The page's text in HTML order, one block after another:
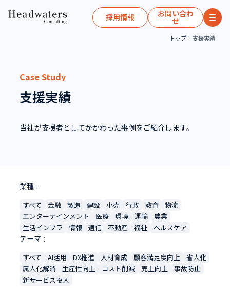
採用情報 お問い合わ
せ
トップ 支援実績
Case Study
支援実績
当社が支援者としてかかわった事例をご紹介します。
業種
すべて 金融 製造 建設 小売 行政 教育
物流
エンターテインメント
医療 環境 運輸
農業
生活インフラ
情報 通信 不動産 福祉 ヘルスケア
テーマ
すべて AI活用 DX推進 人材育成 顧客満足度向上
省人化
属人化解消
生産性向上 コスト削減 売上向上
事故防止
新サービス投入